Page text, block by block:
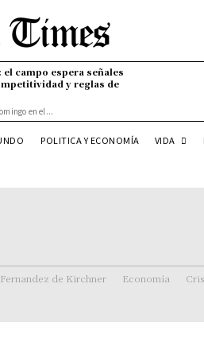
campo espera señales
y reglas de
en el...
POLITICA Y ECONOMÍA VIDA
de Kirchner Economía